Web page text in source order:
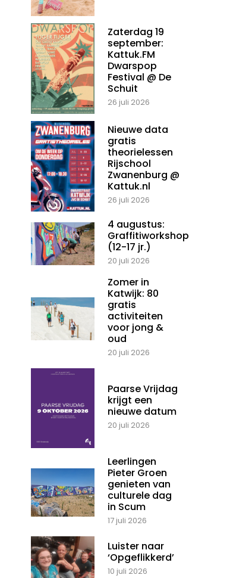
Zaterdag 19
september:
Kattuk.FM
Dwarspop
Festival @ De
Schuit
26 juli 2026
Nieuwe data
gratis
theorielessen
Rijschool
Zwanenburg @
Kattuk.nl
26 juli 2026
4 augustus:
Graffitiworkshop
(12-17 jr.)
20 juli 2026
Zomer in
Katwijk: 80
gratis
activiteiten
voor jong &
oud
20 juli 2026
Paarse Vrijdag
krijgt een
nieuwe datum
20 juli 2026
Leerlingen
Pieter Groen
genieten van
culturele dag
in Scum
17 juli 2026
Luister naar
‘Opgeflikkerd’
10 juli 2026